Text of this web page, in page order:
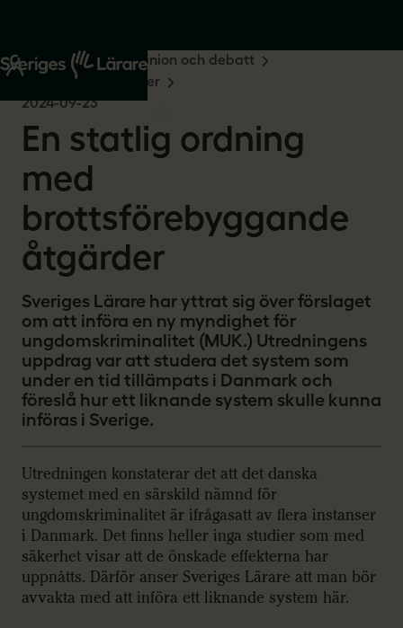
Start Om oss
Opinion och debatt
Remissvar och skrivelser
2024-09-23
En statlig ordning
med
brottsförebyggande
åtgärder
Sveriges Lärare har yttrat sig över förslaget
om att införa en ny myndighet för
ungdomskriminalitet (MUK.) Utredningens
uppdrag var att studera det system som
under en tid tillämpats i Danmark och
föreslå hur ett liknande system skulle kunna
införas i Sverige.
Utredningen konstaterar det att det danska
systemet med en särskild nämnd för
ungdomskriminalitet är ifrågasatt av flera instanser
i Danmark. Det finns heller inga studier som med
säkerhet visar att de önskade effekterna har
uppnåtts. Därför anser Sveriges Lärare att man bör
avvakta med att införa ett liknande system här.